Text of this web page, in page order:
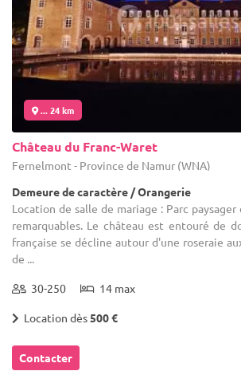
... 24 km
Château du Franc-Waret
Fernelmont - Province de Namur (WNA)
Demeure de caractère / Orangerie
Location de salle de mariage : Parc paysager
remarquables. Le château est entouré de
française se décline autour d'une roseraie
de ...
30-250 14 max
Location dès500 €
Contacter